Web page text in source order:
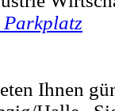
Parkplatz
Ihnen